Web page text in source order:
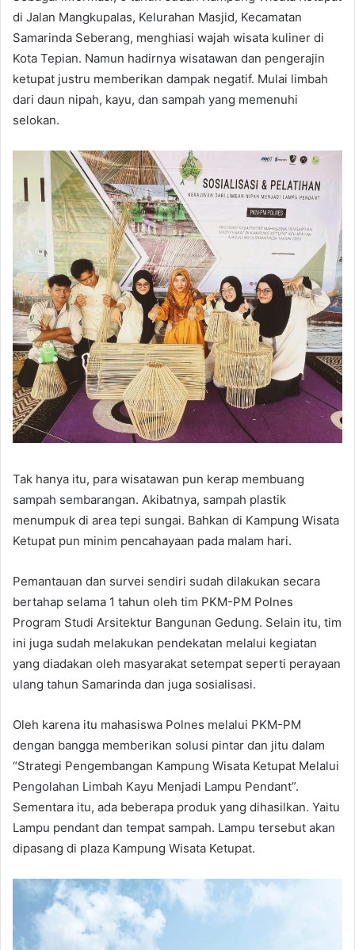
di Jalan Mangkupalas, Kelurahan Masjid, Kecamatan
Samarinda Seberang, menghiasi wajah wisata kuliner di
Kota Tepian. Namun hadirnya wisatawan dan pengerajin
ketupat justru memberikan dampak negatif. Mulai limbah
dari daun nipah, kayu, dan sampah yang memenuhi
selokan.
Tak hanya itu, para wisatawan pun kerap membuang
sampah sembarangan. Akibatnya, sampah plastik
menumpuk di area tepi sungai. Bahkan di Kampung Wisata
Ketupat pun minim pencahayaan pada malam hari.
Pemantauan dan survei sendiri sudah dilakukan secara
bertahap selama 1 tahun oleh tim PKM-PM Polnes
Program Studi Arsitektur Bangunan Gedung. Selain itu, tim
ini juga sudah melakukan pendekatan melalui kegiatan
yang diadakan oleh masyarakat setempat seperti perayaan
ulang tahun Samarinda dan juga sosialisasi.
Oleh karena itu mahasiswa Polnes melalui PKM-PM
dengan bangga memberikan solusi pintar dan jitu dalam
“Strategi Pengembangan Kampung Wisata Ketupat Melalui
Pengolahan Limbah Kayu Menjadi Lampu Pendant”.
Sementara itu, ada beberapa produk yang dihasilkan. Yaitu
Lampu pendant dan tempat sampah. Lampu tersebut akan
dipasang di plaza Kampung Wisata Ketupat.